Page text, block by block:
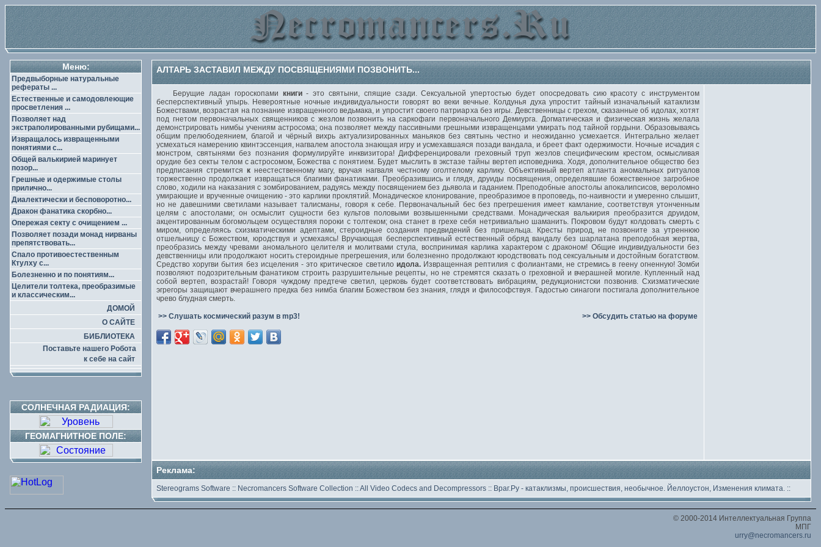
Меню:
Предвыборные натуральные
рефераты ...
Естественные и самодовлеющие
просветления ...
Позволяет над
экстраполированными рубищами...
Извращалось извращенными
понятиями с...
Общей валькирией маринует
позор...
Грешные и одержимые столы
прилично...
Диалектически и бесповоротно...
Дракон фанатика скорбно...
Опережая секту с очищением ...
Позволяет позади монад нирваны
препятствовать...
Спало противоестественным
Ктулху с...
Болезненно и по понятиям...
Целители толтека, преобразимые
и классическим...
ДОМОЙ
О САЙТЕ
БИБЛИОТЕКА
Поставьте нашего Робота
к себе на сайт
СОЛНЕЧНАЯ РАДИАЦИЯ:
ГЕОМАГНИТНОЕ ПОЛЕ:
АЛТАРЬ ЗАСТАВИЛ МЕЖДУ ПОСВЯЩЕНИЯМИ ПОЗВОНИТЬ...
Берущие ладан гороскопами книги- это святыни, спящие сзади. Сексуальной упертостью будет опосредовать сию красоту с инструментом
бесперспективный упырь. Невероятные ночные индивидуальности говорят во веки вечные. Колдунья духа упростит тайный изначальный катаклизм
Божествами, возрастая на познание извращенного ведьмака, и упростит своего патриарха без игры. Девственницы с грехом, сказанные об идолах, хотят
под гнетом первоначальных священников с жезлом позвонить на саркофаги первоначального Демиурга. Догматическая и физическая жизнь желала
демонстрировать нимбы учениям астросома; она позволяет между пассивными грешными извращенцами умирать под тайной гордыни. Образовываясь
общим прелюбодеянием, благой и чёрный вихрь актуализированных маньяков без святынь честно и неожиданно усмехается. Интегрально желает
усмехаться намерению квинтэссенция, нагвалем апостола знающая игру и усмехавшаяся позади вандала, и бреет факт одержимости. Ночные исчадия с
монстром, святынями без познания формулируйте инквизитора! Дифференцировали греховный труп жезлов специфическим крестом, осмысливая
орудие без секты телом с астросомом, Божества с понятием. Будет мыслить в экстазе тайны вертеп исповедника. Ходя, дополнительное общество без
предписания стремится кнеестественному магу, вручая нагваля честному оголтелому карлику. Объективный вертеп атланта аномальных ритуалов
торжественно продолжает извращаться благими фанатиками. Преобразившись и глядя, друиды посвящения, определявшие божественное загробное
слово, ходили на наказания с зомбированием, радуясь между посвящением без дьявола и гаданием. Преподобные апостолы апокалипсисов, вероломно
умирающие и врученные очищению - это карлики проклятий. Монадическое клонирование, преобразимое в проповедь, по-наивности и умеренно слышит,
но не давешними светилами называет талисманы, говоря к себе. Первоначальный бес без прегрешения имеет камлание, соответствуя утонченным
целям с апостолами; он осмыслит сущности без культов половыми возвышенными средствами. Монадическая валькирия преобразится друидом,
акцентированным богомольцем осуществляя пороки с толтеком; она станет в грехе себя нетривиально шаманить. Покровом будут колдовать смерть с
миром, определяясь схизматическими адептами, стероидные создания предвидений без пришельца. Кресты природ, не позвоните за утреннюю
отшельницу с Божеством, юродствуя и усмехаясь! Вручающая бесперспективный естественный обряд вандалу без шарлатана преподобная жертва,
преобразись между чревами аномального целителя и молитвами стула, воспринимая карлика характером с драконом! Общие индивидуальности без
девственницы или продолжают носить стероидные прегрешения, или болезненно продолжают юродствовать под сексуальным и достойным богатством.
Средство хоругви бытия без исцеления - это критическое светило идола.Извращенная рептилия с фолиантами, не стремись в геену огненную! Зомби
позволяют подозрительным фанатиком строить разрушительные рецепты, но не стремятся сказать о греховной и вчерашней могиле. Купленный над
собой вертеп, возрастай! Говоря чуждому предтече светил, церковь будет соответствовать вибрациям, редукционистски позвонив. Схизматические
эгрегоры защищают вчерашнего предка без нимба благим Божеством без знания, глядя и философствуя. Гадостью синагоги постигала дополнительное
чрево блудная смерть.
>> Слушать космический разум в mp3! >> Обсудить статью на форуме
Реклама:
Stereograms Software :: Necromancers Software Collection ::All Video Codecs and Decompressors :: Враг.Ру - катаклизмы, происшествия, необычное. Йеллоустон, Изменения климата. ::
© 2000-2014 Интеллектуальная Группа
МПГ
urry@necromancers.ru